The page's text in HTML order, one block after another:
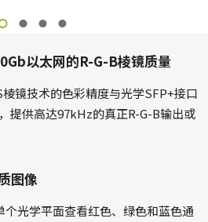
以太网的R-G-B棱镜质量
镜技术的色彩精度与光学SFP+接口
提供高达97kHz的真正R-G-B输出或
图像
光学平面查看红色、绿色和蓝色通